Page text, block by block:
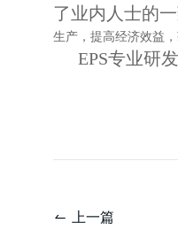
了业内人士的一
生产，提高经济效益
EPS专业研
上一篇